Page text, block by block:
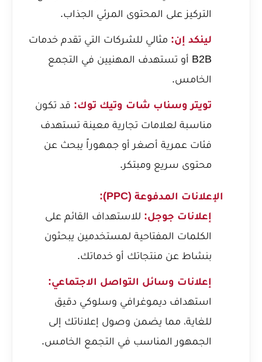
التركيز على المحتوى المرئي الجذاب.
لينكد إن: مثالي للشركات التي تقدم خدمات
B2B أو تستهدف المهنيين في التجمع
الخامس.
تويتر وسناب شات وتيك توك: قد تكون
مناسبة لعلامات تجارية معينة تستهدف
فئات عمرية أصغر أو جمهوراً يبحث عن
محتوى سريع ومبتكر.
الإعلانات المدفوعة (PPC):
إعلانات جوجل: للاستهداف القائم على
الكلمات المفتاحية لمستخدمين يبحثون
بنشاط عن منتجاتك أو خدماتك.
إعلانات وسائل التواصل الاجتماعي:
استهداف ديموغرافي وسلوكي دقيق
للغاية، مما يضمن وصول إعلاناتك إلى
الجمهور المناسب في التجمع الخامس.